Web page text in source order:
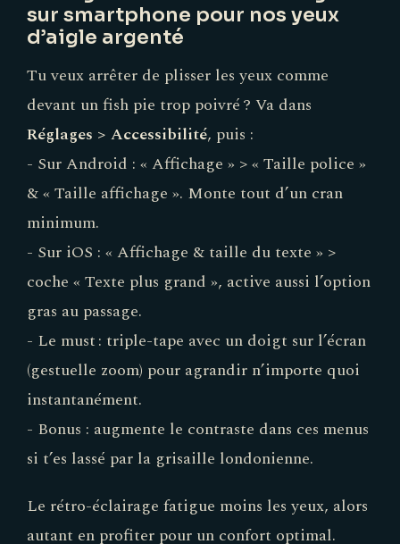
sur smartphone pour nos yeux
d’aigle argenté
Tu veux arrêter de plisser les yeux comme
devant un fish pie trop poivré ? Va dans
Réglages > Accessibilité , puis :
- Sur Android : « Affichage » > « Taille police »
& « Taille affichage ». Monte tout d’un cran
minimum.
- Sur iOS : « Affichage & taille du texte » >
coche « Texte plus grand », active aussi l’option
gras au passage.
- Le must : triple-tape avec un doigt sur l’écran
(gestuelle zoom) pour agrandir n’importe quoi
instantanément.
- Bonus : augmente le contraste dans ces menus
si t’es lassé par la grisaille londonienne.
Le rétro-éclairage fatigue moins les yeux, alors
autant en profiter pour un confort optimal.